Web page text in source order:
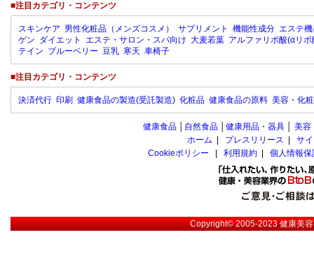
■注目カテゴリ・コンテンツ
スキンケア 男性化粧品（メンズコスメ） サプリメント 機能性成分 エステ
ゲン ダイエット エステ・サロン・スパ向け 大麦若葉 アルファリポ酸(αリポ
テイン ブルーベリー 豆乳 寒天 車椅子
■注目カテゴリ・コンテンツ
決済代行 印刷 健康食品の製造(受託製造) 化粧品 健康食品の原料 美容・化
健康食品 自然食品 健康用品・器具 美容
ホーム
プレスリリース
サ
Cookieポリシー
利用規約 個人情報
Copyright© 2005-2023健康美